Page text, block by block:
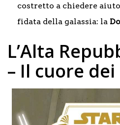
costretto a chiedere
fidata della galassia: la
L’Alta
– Il cuore